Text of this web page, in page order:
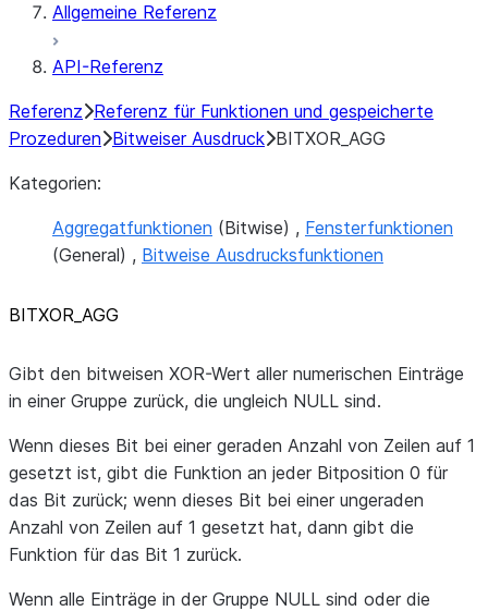
Allgemeine Referenz
API-Referenz
Referenz Referenz für Funktionen und gespeicherte
Prozeduren Bitweiser Ausdruck BITXOR_AGG
Kategorien:
Aggregatfunktionen (Bitwise) , Fensterfunktionen
(General) , Bitweise Ausdrucksfunktionen
BITXOR_AGG
Gibt den bitweisen XOR-Wert aller numerischen Einträge
in einer Gruppe zurück, die ungleich NULL sind.
Wenn dieses Bit bei einer geraden Anzahl von Zeilen auf 1
gesetzt ist, gibt die Funktion an jeder Bitposition 0 für
das Bit zurück; wenn dieses Bit bei einer ungeraden
Anzahl von Zeilen auf 1 gesetzt hat, dann gibt die
Funktion für das Bit 1 zurück.
Wenn alle Einträge in der Gruppe NULL sind oder die